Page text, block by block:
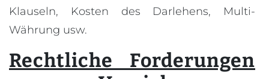
Klauseln, Kosten des Darlehens, Multi-
Währung usw.
Rechtliche Forderungen